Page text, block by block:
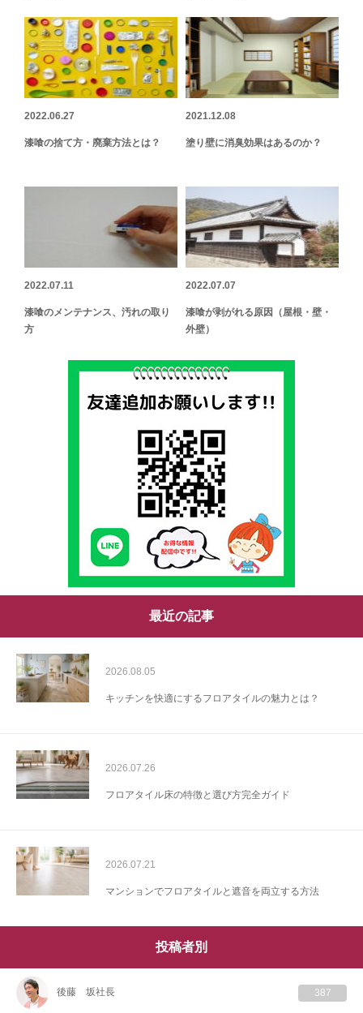
2022.06.27
漆喰の捨て方・廃棄方法とは？
2021.12.08
塗り壁に消臭効果はあるのか？
2022.07.11
漆喰のメンテナンス、汚れの取り
方
2022.07.07
漆喰が剥がれる原因（屋根・壁・
外壁）
最近の記事
2026.08.05
キッチンを快適にするフロアタイルの魅力とは？
2026.07.26
フロアタイル床の特徴と選び方完全ガイド
2026.07.21
マンションでフロアタイルと遮音を両立する方法
投稿者別
後藤 坂社長 387